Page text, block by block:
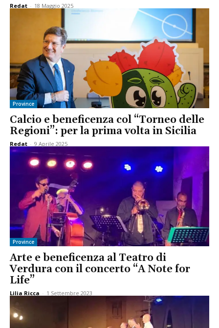
Redat - 18 Maggio 2025
Province
Calcio e beneficenza col “Torneo delle
Regioni”: per la prima volta in Sicilia
Redat - 9 Aprile 2025
Province
Arte e beneficenza al Teatro di
Verdura con il concerto “A Note for
Life”
Lilia Ricca - 1 Settembre 2023